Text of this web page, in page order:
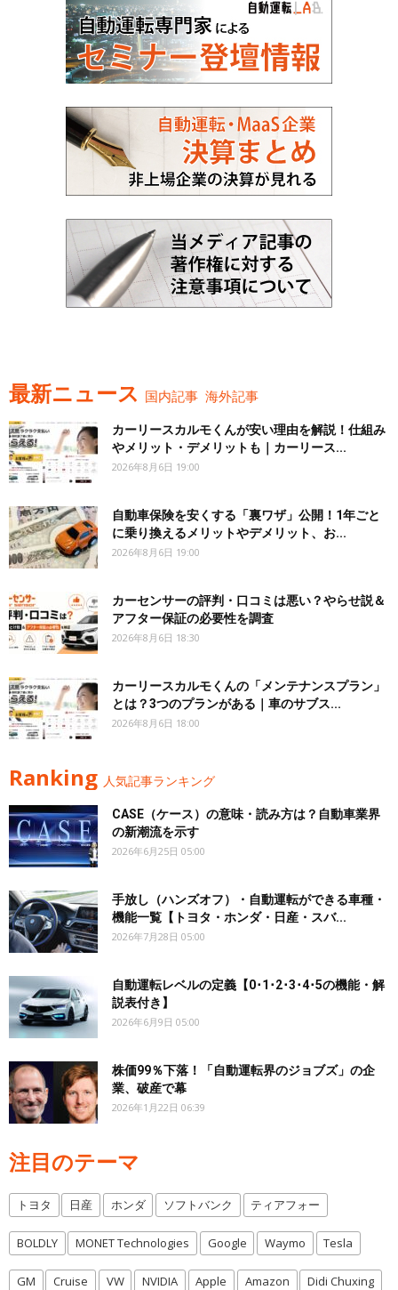
最新ニュース 国内記事 海外記事
カーリースカルモくんが安い理由を解説！仕組み
やメリット・デメリットも｜カーリース...
2026年8月6日 19:00
自動車保険を安くする「裏ワザ」公開！1年ごと
に乗り換えるメリットやデメリット、お...
2026年8月6日 19:00
カーセンサーの評判・口コミは悪い？やらせ説＆
アフター保証の必要性を調査
2026年8月6日 18:30
カーリースカルモくんの「メンテナンスプラン」
とは？3つのプランがある｜車のサブス...
2026年8月6日 18:00
Ranking 人気記事ランキング
CASE（ケース）の意味・読み方は？自動車業界
の新潮流を示す
2026年6月25日 05:00
手放し（ハンズオフ）・自動運転ができる車種・
機能一覧【トヨタ・ホンダ・日産・スバ...
2026年7月28日 05:00
自動運転レベルの定義【0･1･2･3･4･5の機能・解
説表付き】
2026年6月9日 05:00
株価99％下落！「自動運転界のジョブズ」の企
業、破産で幕
2026年1月22日 06:39
注目のテーマ
トヨタ 日産 ホンダ ソフトバンク ティアフォー
BOLDLY MONET Technologies Google Waymo Tesla
GM Cruise VW NVIDIA Apple Amazon Didi Chuxing